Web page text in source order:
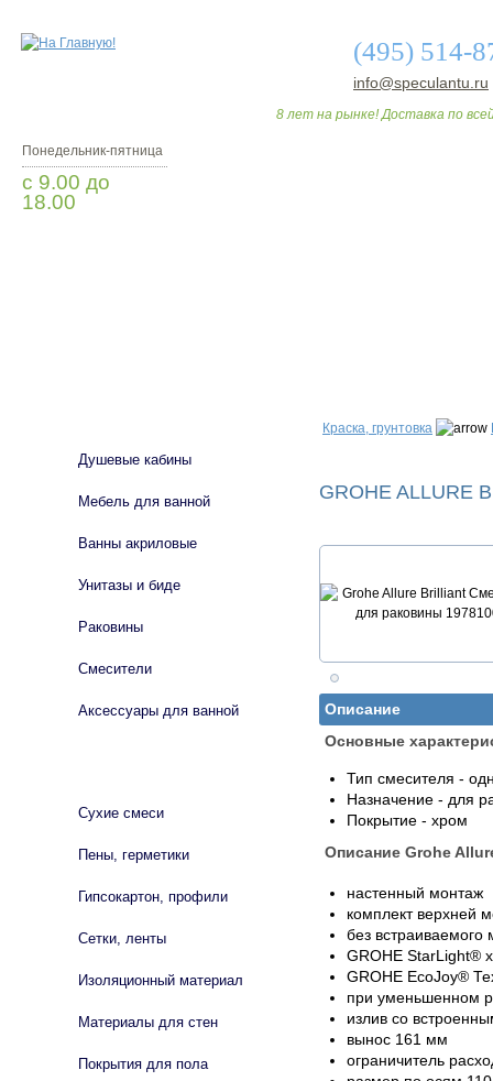
(495) 514-
info@speculantu.ru
8 лет на рынке! Доставка по
Понедельник-пятница
с 9.00 до
18.00
Краска, грунтовка
GROHE
Описание
Основные
Тип смесителя -
Назначение - для
Покрытие - хром
Описание Grohe
настенный монтаж
комплект верхней
без встраиваемого
GROHE StarLight®
GROHE EcoJoy®
при уменьшенном
излив со
вынос 161 мм
ограничитель
Душевые кабины
Мебель для ванной
Ванны акриловые
Унитазы и биде
Раковины
Смесители
Аксессуары для ванной
Сухие смеси
Пены, герметики
Гипсокартон, профили
Сетки, ленты
Изоляционный материал
Материалы для стен
Покрытия для пола